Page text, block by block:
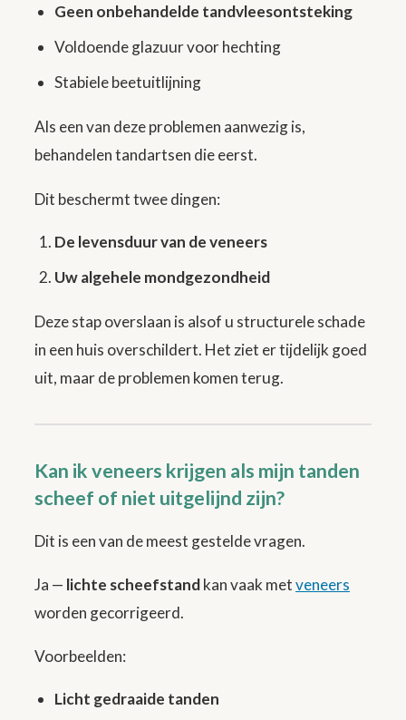
Geen onbehandelde tandvleesontsteking
Voldoende glazuur voor hechting
Stabiele beetuitlijning
Als een van deze problemen aanwezig is,
behandelen tandartsen die eerst.
Dit beschermt twee dingen:
De levensduur van de veneers
Uw algehele mondgezondheid
Deze stap overslaan is alsof u structurele schade
in een huis overschildert. Het ziet er tijdelijk goed
uit, maar de problemen komen terug.
Kan ik veneers krijgen als mijn tanden
scheef of niet uitgelijnd zijn?
Dit is een van de meest gestelde vragen.
Ja — lichte scheefstandkan vaak metveneers
worden gecorrigeerd.
Voorbeelden:
Licht gedraaide tanden